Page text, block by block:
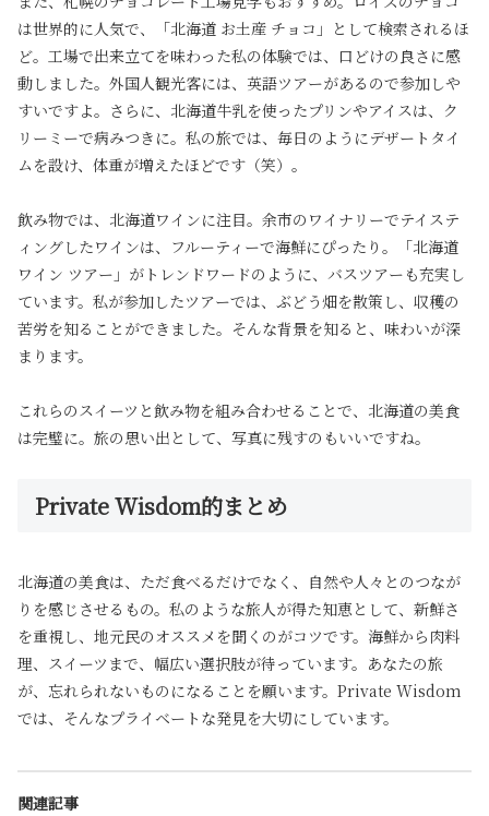
は世界的に人気で、「北海道 お土産 チョコ」として検索されるほ
ど。工場で出来立てを味わった私の体験では、口どけの良さに感
動しました。外国人観光客には、英語ツアーがあるので参加しや
すいですよ。さらに、北海道牛乳を使ったプリンやアイスは、ク
リーミーで病みつきに。私の旅では、毎日のようにデザートタイ
ムを設け、体重が増えたほどです（笑）。
飲み物では、北海道ワインに注目。余市のワイナリーでテイステ
ィングしたワインは、フルーティーで海鮮にぴったり。「北海道
ワイン ツアー」がトレンドワードのように、バスツアーも充実し
ています。私が参加したツアーでは、ぶどう畑を散策し、収穫の
苦労を知ることができました。そんな背景を知ると、味わいが深
まります。
これらのスイーツと飲み物を組み合わせることで、北海道の美食
は完璧に。旅の思い出として、写真に残すのもいいですね。
Private Wisdom的まとめ
北海道の美食は、ただ食べるだけでなく、自然や人々とのつなが
りを感じさせるもの。私のような旅人が得た知恵として、新鮮さ
を重視し、地元民のオススメを聞くのがコツです。海鮮から肉料
理、スイーツまで、幅広い選択肢が待っています。あなたの旅
が、忘れられないものになることを願います。Private Wisdom
では、そんなプライベートな発見を大切にしています。
関連記事